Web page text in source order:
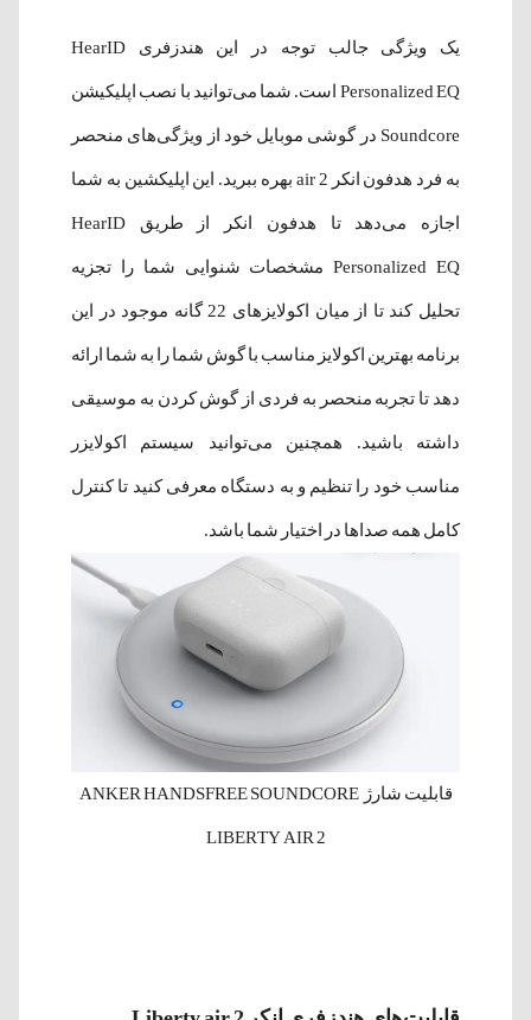
یک ویژگی جالب توجه در این هندزفری HearID
Personalized EQ است. شما می‌توانید با نصب اپلیکیشن
Soundcore در گوشی موبایل خود از ویژگی‌های منحصر
به فرد هدفون انکر air 2 بهره ببرید. این اپلیکشین به شما
اجازه می‌دهد تا هدفون انکر از طریق HearID
Personalized EQ مشخصات شنوایی شما را تجزیه
تحلیل کند تا از میان اکولایزهای 22 گانه موجود در این
برنامه بهترین اکولایز مناسب با گوش شما را به شما ارائه
دهد تا تجربه‌ منحصر به فردی از گوش کردن به موسیقی
داشته باشید. همچنین می‌توانید سیستم اکولایزر
مناسب خود را تنظیم و به دستگاه معرفی کنید تا کنترل
کامل همه‌ صداها در اختیار شما باشد.
قابلیت شارژ ANKER HANDSFREE SOUNDCORE
LIBERTY AIR 2